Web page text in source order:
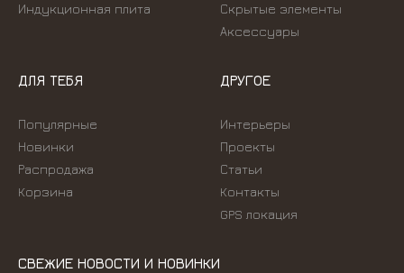
Индукционная плита
Скрытые элементы
Аксессуары
ДЛЯ ТЕБЯ
Популярные
Новинки
Распродажа
Корзина
ДРУГОЕ
Интерьеры
Проекты
Статьи
Контакты
GPS локация
СВЕЖИЕ НОВОСТИ И НОВИНКИ